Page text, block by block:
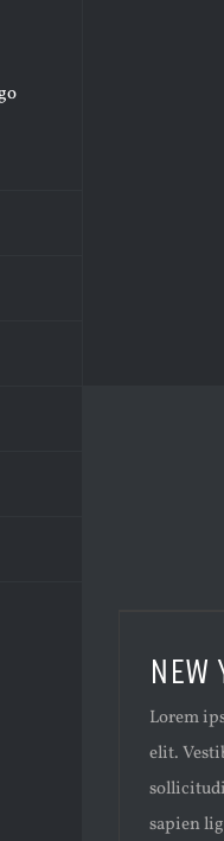
NEW
Lorem
elit.
sapien